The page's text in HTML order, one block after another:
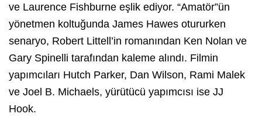
ve Laurence Fishburne eşlik ediyor. “Amatör”ün
yönetmen koltuğunda James Hawes otururken
senaryo, Robert Littell’in romanından Ken Nolan ve
Gary Spinelli tarafından kaleme alındı. Filmin
yapımcıları Hutch Parker, Dan Wilson, Rami Malek
ve Joel B. Michaels, yürütücü yapımcısı ise JJ
Hook.